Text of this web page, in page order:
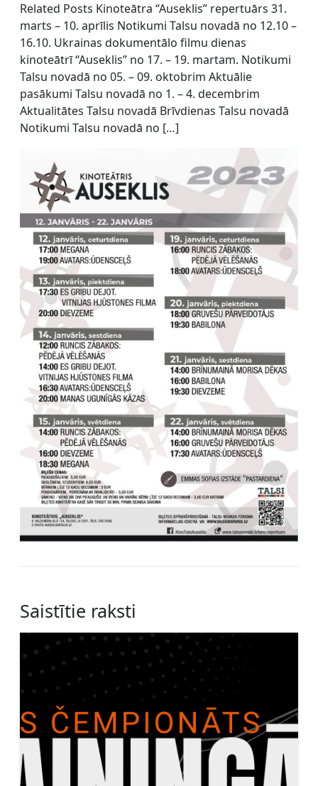
Related Posts Kinoteātra “Auseklis” repertuārs 31.
marts – 10. aprīlis Notikumi Talsu novadā no 12.10 –
16.10. Ukrainas dokumentālo filmu dienas
kinoteātrī “Auseklis” no 17. – 19. martam. Notikumi
Talsu novadā no 05. – 09. oktobrim Aktuālie
pasākumi Talsu novadā no 1. – 4. decembrim
Aktualitātes Talsu novadā Brīvdienas Talsu novadā
Notikumi Talsu novadā no […]
Saistītie raksti